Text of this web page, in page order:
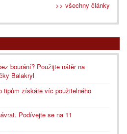
>> všechny články
bourání? Použijte nátěr na
Balakryl
tipům získáte víc použitelného
Podívejte se na 11